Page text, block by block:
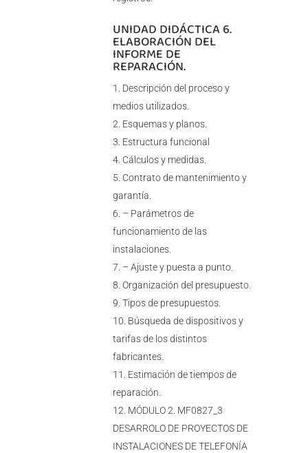
UNIDAD DIDÁCTICA 6.
ELABORACIÓN DEL
INFORME DE
REPARACIÓN.
Descripción del proceso y
medios utilizados.
Esquemas y planos.
Estructura funcional
Cálculos y medidas.
Contrato de mantenimiento y
garantía.
– Parámetros de
funcionamiento de las
instalaciones.
– Ajuste y puesta a punto.
Organización del presupuesto.
Tipos de presupuestos.
Búsqueda de dispositivos y
tarifas de los distintos
fabricantes.
Estimación de tiempos de
reparación.
MÓDULO 2. MF0827_3
DESARROLO DE PROYECTOS DE
INSTALACIONES DE TELEFONÍA